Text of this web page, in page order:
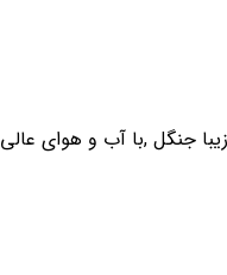
جنگل ,با آب و هوای عالی